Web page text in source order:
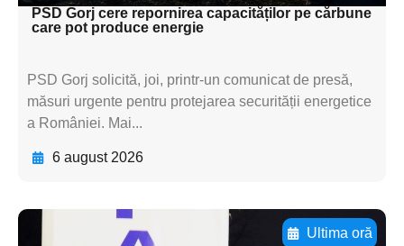
PSD Gorj cere repornirea capacităților pe cărbune
care pot produce energie
PSD Gorj solicită, joi, printr-un comunicat de presă,
măsuri urgente pentru protejarea securității energetice
a României. Mai...
6 august 2026
Ultima oră